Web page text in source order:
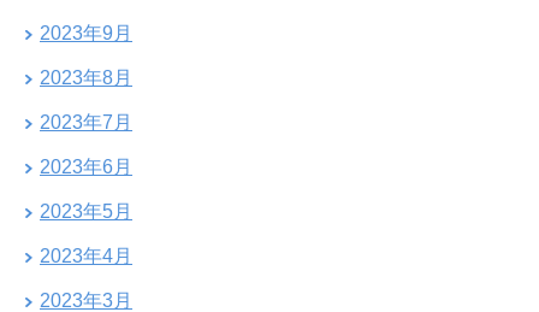
2023年9月
2023年8月
2023年7月
2023年6月
2023年5月
2023年4月
2023年3月